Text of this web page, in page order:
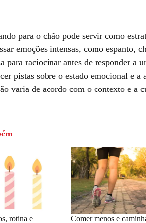
para o chão pode servir como
emoções intensas, como espanto,
para raciocinar antes de responder a
pistas sobre o estado emocional e a
varia de acordo com o contexto e a
rotina e
Comer menos e